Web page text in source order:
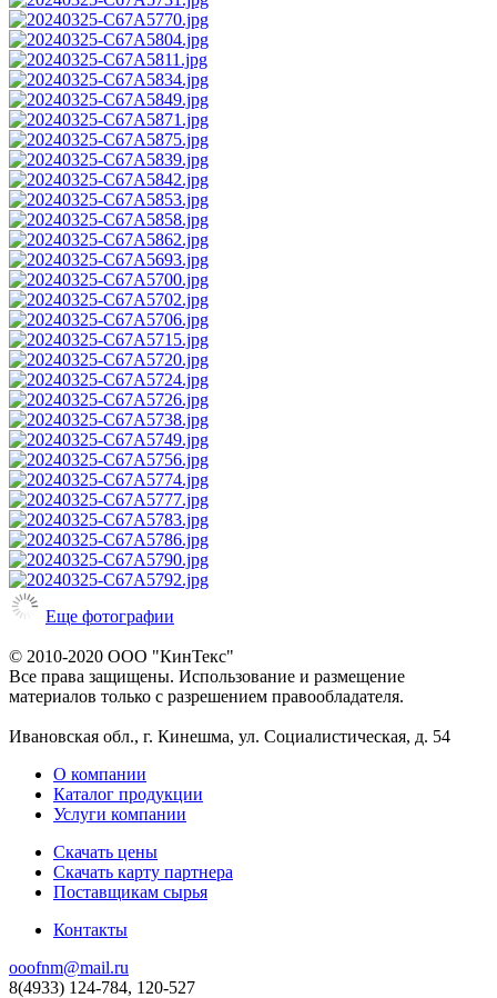
Еще фотографии
© 2010-2020 ООО "КинТекс"
Все права защищены. Использование и размещение
материалов только с разрешением правообладателя.
Ивановская обл., г. Кинешма, ул. Социалистическая, д. 54
О компании
Каталог продукции
Услуги компании
Скачать цены
Скачать карту партнера
Поставщикам сырья
Контакты
ooofnm@mail.ru
8(4933) 124-784, 120-527